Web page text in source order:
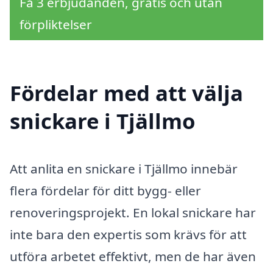
förpliktelser
Fördelar med att välja
snickare i Tjällmo
Att anlita en snickare i Tjällmo innebär
flera fördelar för ditt bygg- eller
renoveringsprojekt. En lokal snickare har
inte bara den expertis som krävs för att
utföra arbetet effektivt, men de har även